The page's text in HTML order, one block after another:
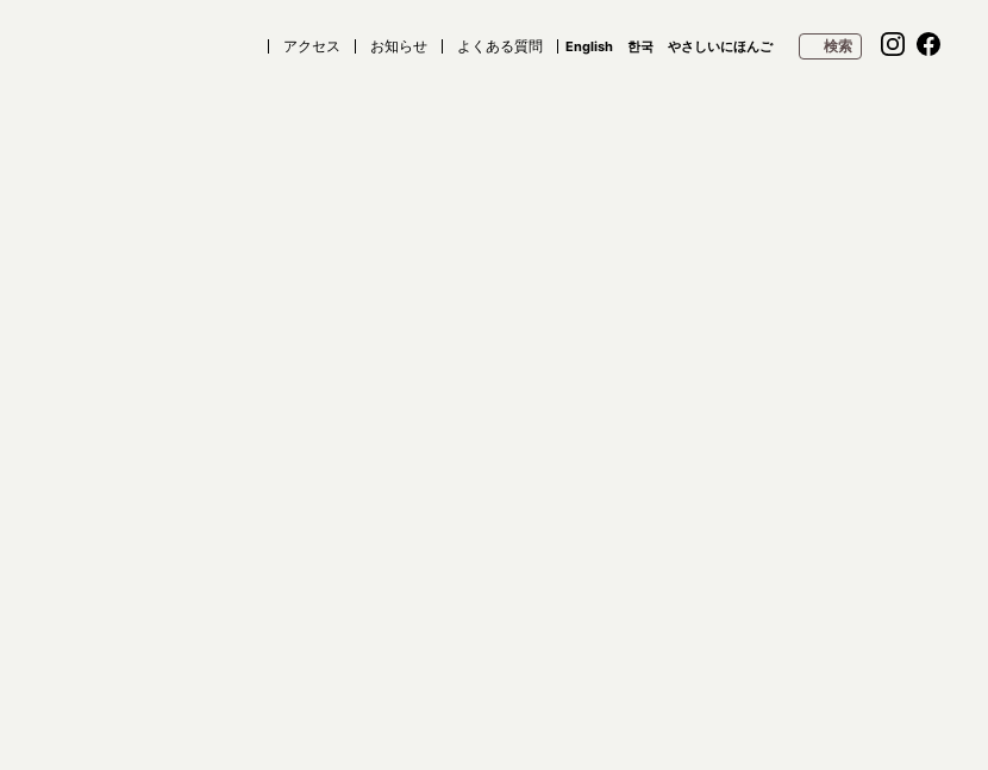
アクセス お知らせ よくある質問 English 한국 やさしいにほんご 検索